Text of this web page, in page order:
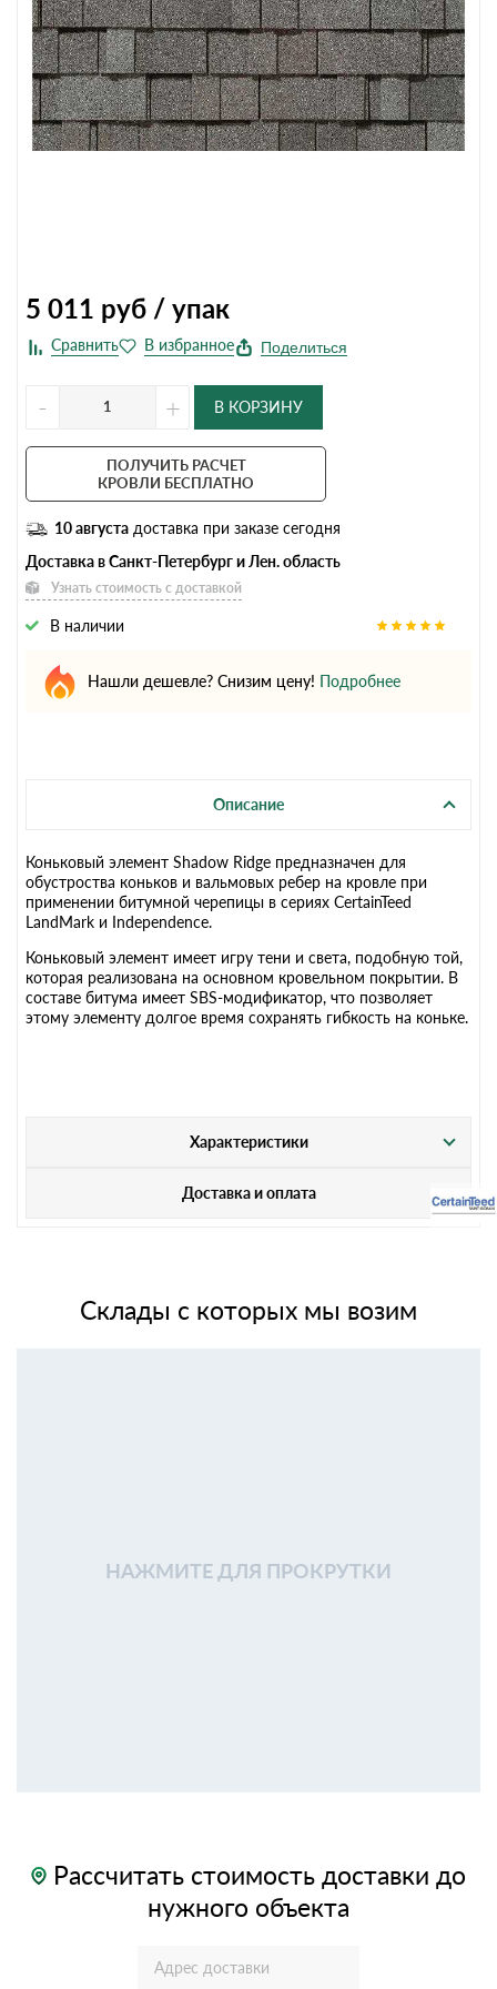
5 011 руб / упак
Поделиться
- + В КОРЗИНУ
ПОЛУЧИТЬ РАСЧЕТ
КРОВЛИ БЕСПЛАТНО
10 августа доставка при заказе сегодня
Доставка в Санкт-Петербург и Лен. область
Узнать стоимость с доставкой
В наличии
Нашли дешевле? Снизим цену! Подробнее
Описание
Коньковый элемент Shadow Ridge предназначен для
обустроства коньков и вальмовых ребер на кровле при
применении битумной черепицы в сериях CertainTeed
LandMark и Independence.
Коньковый элемент имеет игру тени и света, подобную той,
которая реализована на основном кровельном покрытии. В
составе битума имеет SBS-модификатор, что позволяет
этому элементу долгое время сохранять гибкость на коньке.
Характеристики
Доставка и оплата
Склады с которых мы возим
НАЖМИТЕ ДЛЯ ПРОКРУТКИ
Рассчитать стоимость доставки до
нужного объекта